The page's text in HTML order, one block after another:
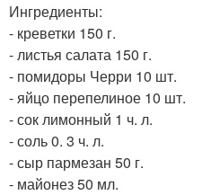
Ингредиенты:
- креветки 150 г.
- листья салата 150 г.
- помидоры Черри 10 шт.
- яйцо перепелиное 10 шт.
- сок лимонный 1 ч. л.
- соль 0. 3 ч. л.
- сыр пармезан 50 г.
- майонез 50 мл.